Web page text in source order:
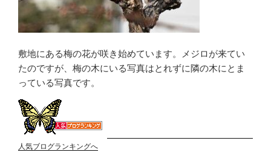
敷地にある梅の花が咲き始めています。メジロが来てい
たのですが、梅の木にいる写真はとれずに隣の木にとま
っている写真です。
人気ブログランキングへ